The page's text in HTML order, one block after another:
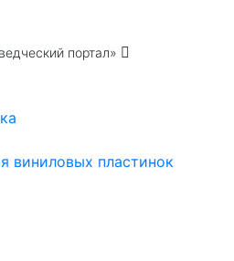
портал»
виниловых пластинок